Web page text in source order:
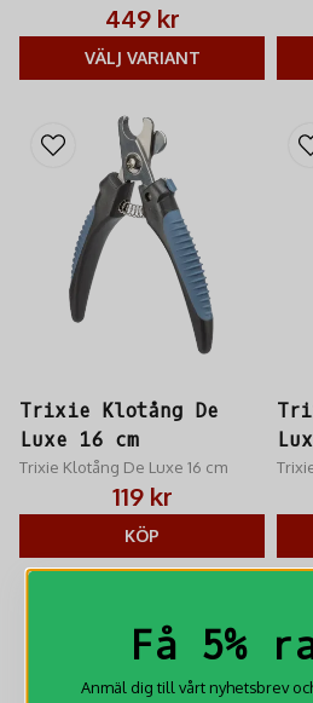
hunds tassar och ben mot grova
ytor, glas, salt, is och varm asfalt
449 kr
VÄLJ VARIANT
Trixie Klotång De
Luxe 16 cm
Trixie Klotång De Luxe 16 cm
119 kr
KÖP
Få 5%
Anmäl dig till vårt nyhetsbrev